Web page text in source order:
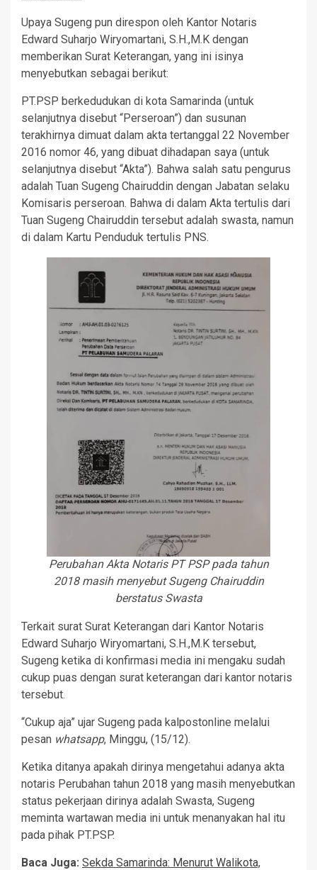
Upaya Sugeng pun direspon oleh Kantor Notaris
Edward Suharjo Wiryomartani, S.H.,M.K dengan
memberikan Surat Keterangan, yang ini isinya
menyebutkan sebagai berikut:
PT.PSP berkedudukan di kota Samarinda (untuk
selanjutnya disebut “Perseroan”) dan susunan
terakhirnya dimuat dalam akta tertanggal 22 November
2016 nomor 46, yang dibuat dihadapan saya (untuk
selanjutnya disebut “Akta”). Bahwa salah satu pengurus
adalah Tuan Sugeng Chairuddin dengan Jabatan selaku
Komisaris perseroan. Bahwa di dalam Akta tertulis dari
Tuan Sugeng Chairuddin tersebut adalah swasta, namun
di dalam Kartu Penduduk tertulis PNS.
Perubahan Akta Notaris PT PSP pada tahun
2018 masih menyebut Sugeng Chairuddin
berstatus Swasta
Terkait surat Surat Keterangan dari Kantor Notaris
Edward Suharjo Wiryomartani, S.H.,M.K tersebut,
Sugeng ketika di konfirmasi media ini mengaku sudah
cukup puas dengan surat keterangan dari kantor notaris
tersebut.
“Cukup aja” ujar Sugeng pada kalpostonline melalui
pesan whatsapp, Minggu, (15/12).
Ketika ditanya apakah dirinya mengetahui adanya akta
notaris Perubahan tahun 2018 yang masih menyebutkan
status pekerjaan dirinya adalah Swasta, Sugeng
meminta wartawan media ini untuk menanyakan hal itu
pada pihak PT.PSP.
Baca Juga: Sekda Samarinda: Menurut Walikota,